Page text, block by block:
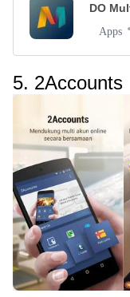
DO
Apps
5. 2Accounts